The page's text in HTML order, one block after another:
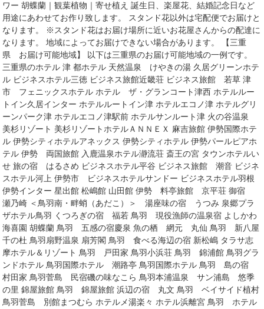
ワー 胡蝶蘭｜観葉植物｜寄せ植え 誕生日、楽屋花、結婚記念日など
用途にあわせてお作り致します。 スタンド花以外は宅配便でお届けと
なります。 ※スタンド花はお届け場所に近いお花屋さんからの配達に
なります。 地域によってお届けできない場合があります。 【三重
県 お届け可能地域】 以下は三重県のお届け可能地域の一例です。
三重県のホテル 津 都ホテル 天然温泉 けやきの湯 久居グリーンホテ
ル ビジネスホテル三徳 ビジネス旅館近畿荘 ビジネス旅館 若草 津
市 フェニックスホテル ホテル ザ・グランコート津西 ホテルルー
トイン久居インター ホテルルートイン津 ホテルエコノ津 ホテルグリ
ーンパーク津 ホテルエコノ津駅前 ホテルサンルート津 火の谷温泉
美杉リゾート 美杉リゾートホテルＡＮＮＥＸ 麻吉旅館 伊勢国際ホテ
ル 伊勢シティホテルアネックス 伊勢シティホテル 伊勢パールピアホ
テル 伊勢 両国旅館 入鹿温泉ホテル瀞流荘 斎王の宮 タウンホテルい
せ 旅の宿 はるさめ ビジネスホテル平谷 ビジネス旅館 潮音 ビジネ
スホテル河上 伊勢市 ビジネスホテルサンドー ビジネスホテル羽根
伊勢インター 星出館 松嶋館 山田館 伊勢 料亭旅館 京平荘 御宿
瀬乃崎 ＜鳥羽南・畔蛸（あだこ）＞ 湯座味の宿 うつみ 泉郷プラ
ザホテル鳥羽 くつろぎの宿 福若 鳥羽 現役漁師の温泉宿 よしかわ
海喜園 胡蝶蘭 鳥羽 五感の宿慶泉 魚の栖 網元 丸仙 鳥羽 新八屋
千の杜 鳥羽扇野温泉 扇芳閣 鳥羽 食べる海辺の宿 新松嶋 タラサ志
摩ホテル＆リゾート 鳥羽 戸田家 鳥羽小浜荘 鳥羽 錦浦館 鳥羽グラ
ンドホテル 鳥羽国際ホテル 潮路亭 鳥羽国際ホテル 鳥羽 島の宿
村田家 鳥羽菅島 民宿磯の味なこら 鳥羽本浦温泉 サン浦島 悠季
の里 錦屋旅館 鳥羽 錦屋旅館 浜辺の宿 丸文 鳥羽 ベイサイド植村
鳥羽菅島 別館まつむら ホテルメ湯楽々 ホテル浜離宮 鳥羽 ホテル